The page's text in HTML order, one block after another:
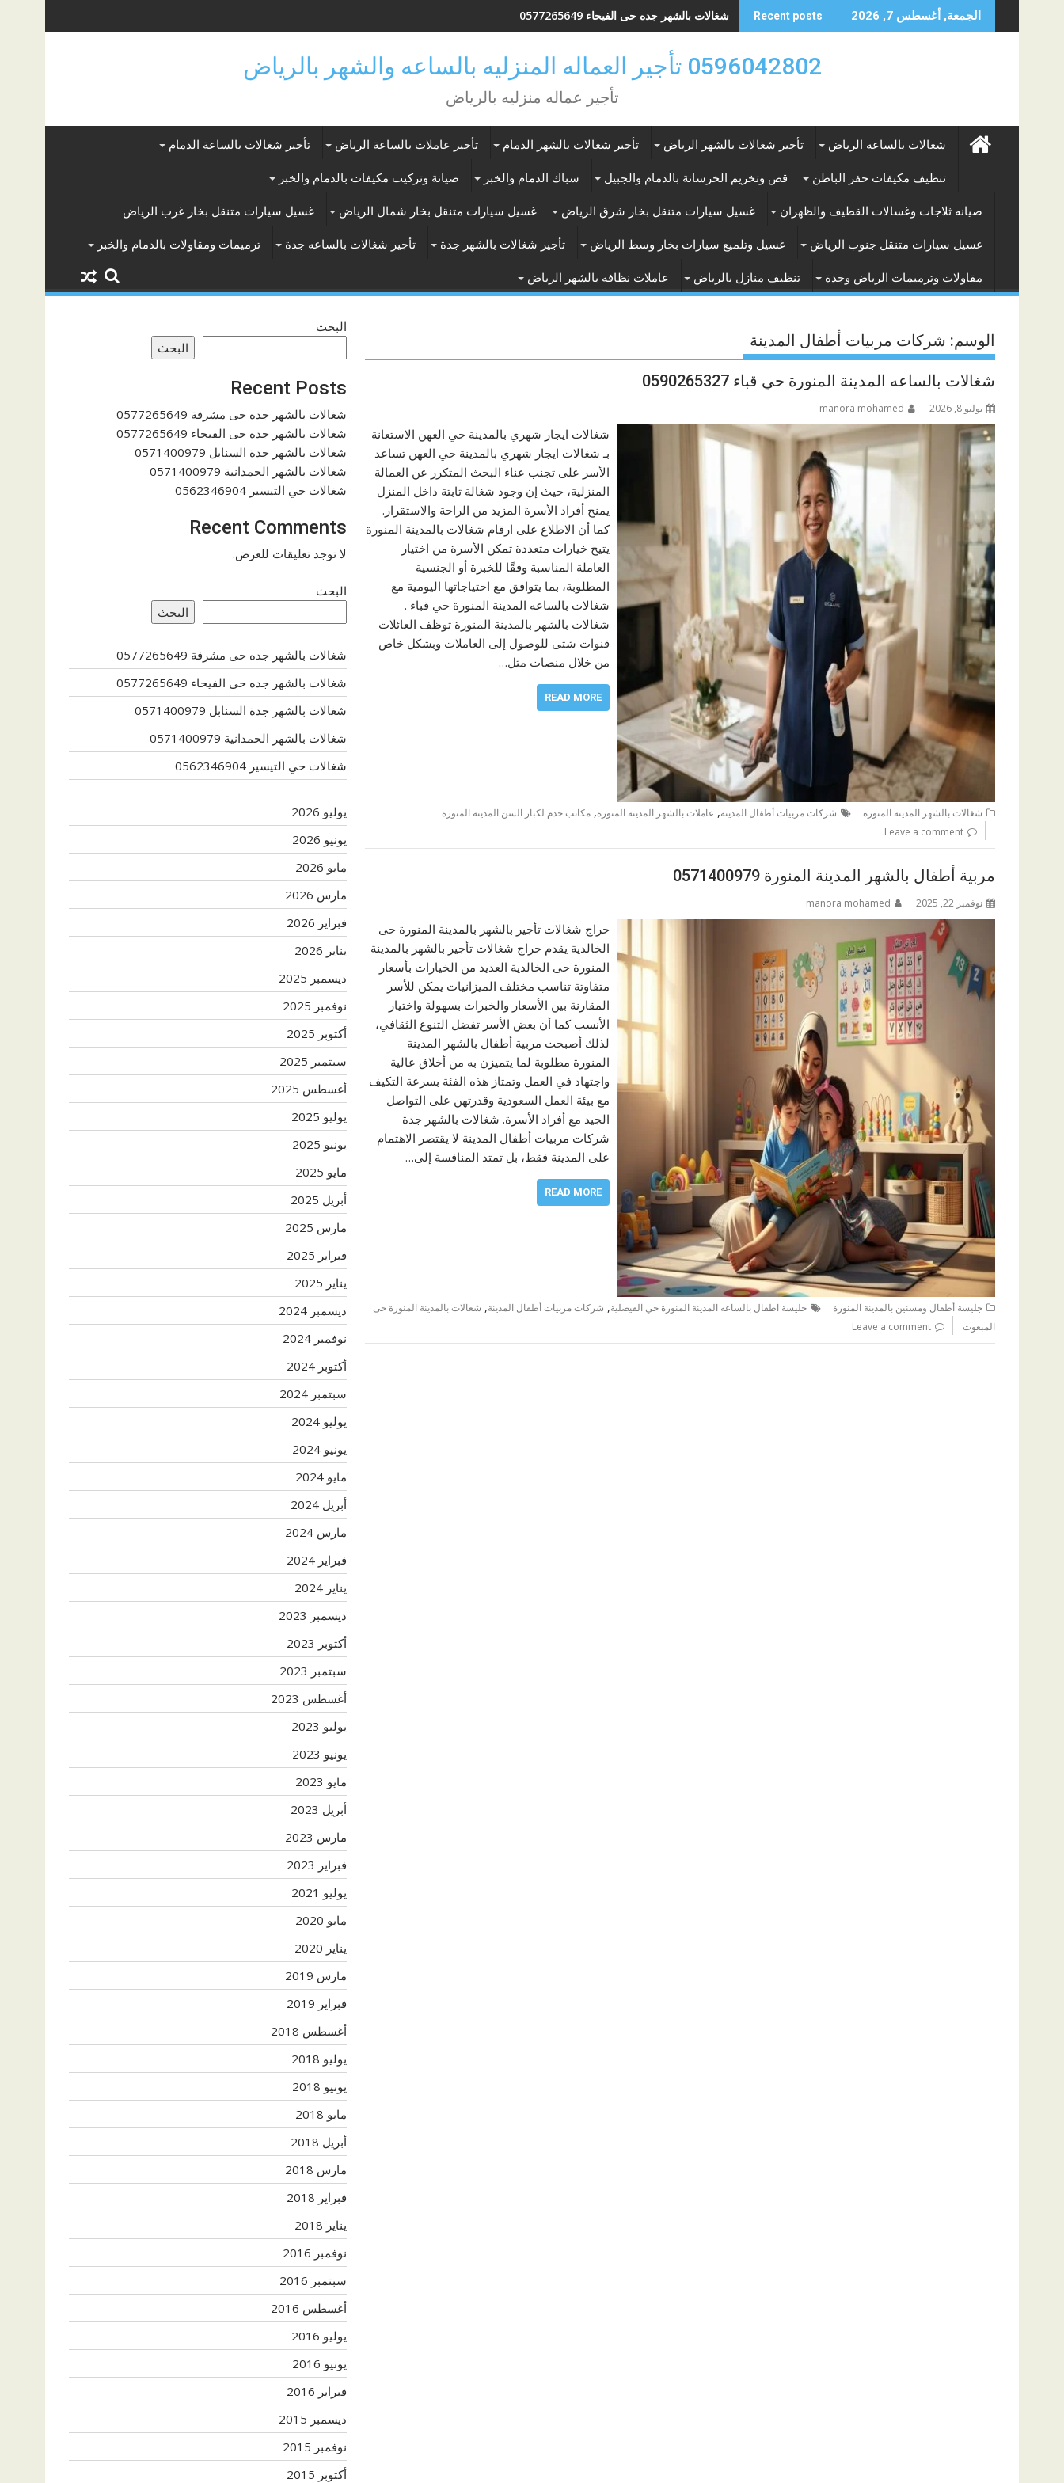
to
الجمعة, أغسطس 7, 2026 Recent posts شغالات بالشهر جده حى الفيحاء 0577265649
0596042802 تأجير العماله المنزليه بالساعه والشهر بالرياض
تأجير عماله منزليه بالرياض
شغالات بالساعه الرياض تأجير شغالات بالشهر الرياض تأجير شغالات بالشهر الدمام تأجير عاملات بالساعة الرياض تأجير شغالات بالساعة الدمام
تنظيف مكيفات حفر الباطن قص وتخريم الخرسانة بالدمام والجبيل سباك الدمام والخبر صيانة وتركيب مكيفات بالدمام والخبر
صيانه ثلاجات وغسالات القطيف والظهران غسيل سيارات متنقل بخار شرق الرياض غسيل سيارات متنقل بخار شمال الرياض غسيل سيارات متنقل بخار غرب الرياض
غسيل سيارات متنقل جنوب الرياض غسيل وتلميع سيارات بخار وسط الرياض تأجير شغالات بالشهر جدة تأجير شغالات بالساعه جدة ترميمات ومقاولات بالدمام والخبر
مقاولات وترميمات الرياض وجدة تنظيف منازل بالرياض عاملات نظافه بالشهر الرياض
الوسم: شركات مربيات أطفال المدينة
شغالات بالساعه المدينة المنورة حي قباء 0590265327
يوليو 8, 2026 manora mohamed
شغالات ايجار شهري بالمدينة حي العهن الاستعانة
بـ شغالات ايجار شهري بالمدينة حي العهن تساعد
الأسر على تجنب عناء البحث المتكرر عن العمالة
المنزلية، حيث إن وجود شغالة ثابتة داخل المنزل
يمنح أفراد الأسرة المزيد من الراحة والاستقرار.
كما أن الاطلاع على ارقام شغالات بالمدينة المنورة
يتيح خيارات متعددة تمكن الأسرة من اختيار
العاملة المناسبة وفقًا للخبرة أو الجنسية
المطلوبة، بما يتوافق مع احتياجاتها اليومية مع
شغالات بالساعه المدينة المنورة حي قباء .
شغالات بالشهر بالمدينة المنورة توظف العائلات
قنوات شتى للوصول إلى العاملات وبشكل خاص
من خلال منصات مثل…
READ MORE
شغالات بالشهر المدينة المنورة شركات مربيات أطفال المدينة, عاملات بالشهر المدينة المنورة, مكاتب خدم لكبار السن المدينة المنورة
Leave a comment
مربية أطفال بالشهر المدينة المنورة 0571400979
نوفمبر 22, 2025 manora mohamed
حراج شغالات تأجير بالشهر بالمدينة المنورة حى
الخالدية يقدم حراج شغالات تأجير بالشهر بالمدينة
المنورة حى الخالدية العديد من الخيارات بأسعار
متفاوتة تناسب مختلف الميزانيات يمكن للأسر
المقارنة بين الأسعار والخبرات بسهولة واختيار
الأنسب كما أن بعض الأسر تفضل التنوع الثقافي،
لذلك أصبحت مربية أطفال بالشهر المدينة
المنورة مطلوبة لما يتميزن به من أخلاق عالية
واجتهاد في العمل وتمتاز هذه الفئة بسرعة التكيف
مع بيئة العمل السعودية وقدرتهن على التواصل
الجيد مع أفراد الأسرة. شغالات بالشهر جدة
شركات مربيات أطفال المدينة لا يقتصر الاهتمام
على المدينة فقط، بل تمتد المنافسة إلى…
READ MORE
جليسة أطفال ومسنين بالمدينة المنورة جليسة اطفال بالساعه المدينة المنورة حي الفيصلية, شركات مربيات أطفال المدينة, شغالات بالمدينة المنورة حى
المبعوث
Leave a comment
البحث
البحث
Recent Posts
شغالات بالشهر جده حى مشرفة 0577265649
شغالات بالشهر جده حى الفيحاء 0577265649
شغالات بالشهر جدة السنابل 0571400979
شغالات بالشهر الحمدانية 0571400979
شغالات حي التيسير 0562346904
Recent Comments
لا توجد تعليقات للعرض.
البحث
البحث
شغالات بالشهر جده حى مشرفة 0577265649
شغالات بالشهر جده حى الفيحاء 0577265649
شغالات بالشهر جدة السنابل 0571400979
شغالات بالشهر الحمدانية 0571400979
شغالات حي التيسير 0562346904
يوليو 2026
يونيو 2026
مايو 2026
مارس 2026
فبراير 2026
يناير 2026
ديسمبر 2025
نوفمبر 2025
أكتوبر 2025
سبتمبر 2025
أغسطس 2025
يوليو 2025
يونيو 2025
مايو 2025
أبريل 2025
مارس 2025
فبراير 2025
يناير 2025
ديسمبر 2024
نوفمبر 2024
أكتوبر 2024
سبتمبر 2024
يوليو 2024
يونيو 2024
مايو 2024
أبريل 2024
مارس 2024
فبراير 2024
يناير 2024
ديسمبر 2023
أكتوبر 2023
سبتمبر 2023
أغسطس 2023
يوليو 2023
يونيو 2023
مايو 2023
أبريل 2023
مارس 2023
فبراير 2023
يوليو 2021
مايو 2020
يناير 2020
مارس 2019
فبراير 2019
أغسطس 2018
يوليو 2018
يونيو 2018
مايو 2018
أبريل 2018
مارس 2018
فبراير 2018
يناير 2018
نوفمبر 2016
سبتمبر 2016
أغسطس 2016
يوليو 2016
يونيو 2016
فبراير 2016
ديسمبر 2015
نوفمبر 2015
أكتوبر 2015